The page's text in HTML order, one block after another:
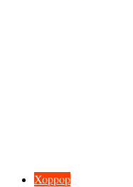
Хоррор